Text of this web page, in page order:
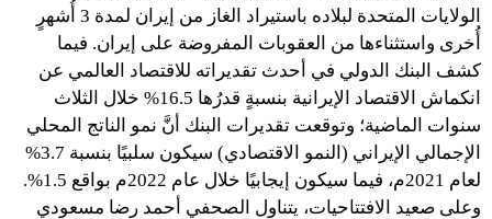
الولايات المتحدة لبلاده باستيراد الغاز من إيران لمدة 3 أُشهرٍ
أُخرى واستثناءها من العقوبات المفروضة على إيران. فيما
كشف البنك الدولي في أحدث تقديراته للاقتصاد العالمي عن
انكماش الاقتصاد الإيرانية بنسبةٍ قدرُها 16.5% خلال الثلاث
سنوات الماضية؛ وتوقعت تقديرات البنك أنَّ نمو الناتج المحلي
الإجمالي الإيراني (النمو الاقتصادي) سيكون سلبيًا بنسبة 3.7%
لعام 2021م، فيما سيكون إيجابيًا خلال عام 2022م بواقع 1.5%.
وعلى صعيد الافتتاحيات، يتناول الصحفي أحمد رضا مسعودي